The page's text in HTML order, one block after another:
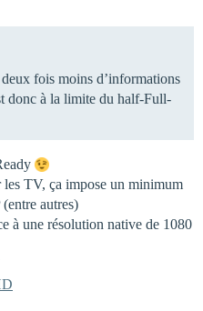
fois moins d’informations
donc à la limite du half-Full-
TV, ça impose un minimum
autres)
à une résolution native de 1080